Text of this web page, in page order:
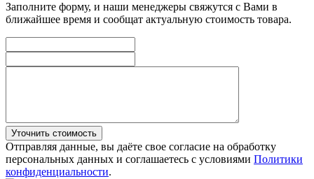
Заполните форму, и наши менеджеры свяжутся с Вами в
ближайшее время и сообщат актуальную стоимость товара.
Уточнить стоимость
Отправляя данные, вы даёте свое согласие на обработку
персональных данных и соглашаетесь с условиями Политики
конфиденциальности.